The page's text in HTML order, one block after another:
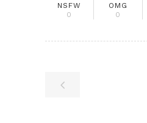
NSFW
0
OMG
0